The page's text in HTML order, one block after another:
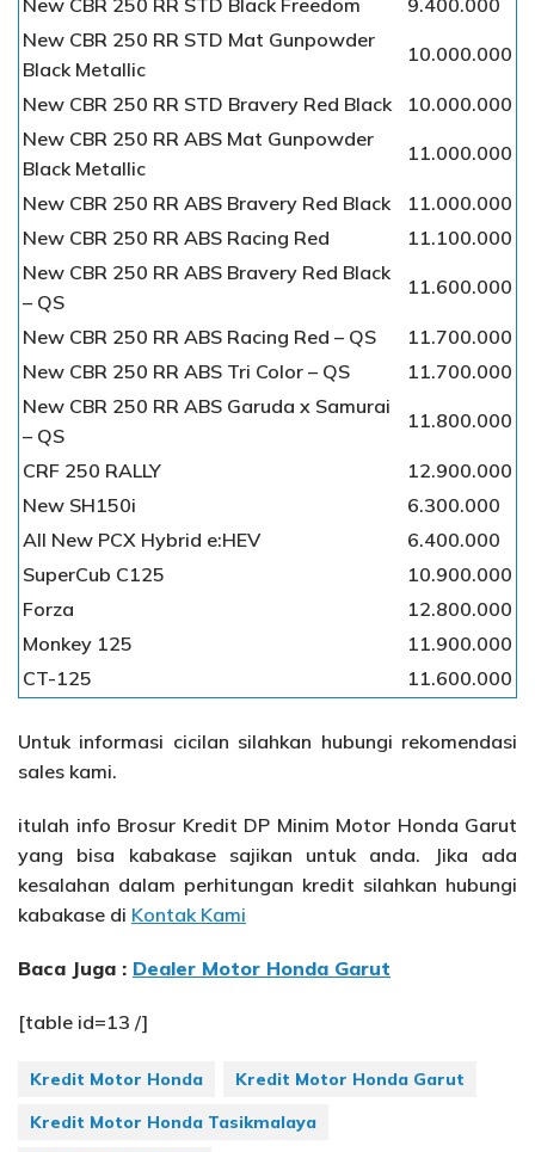
New CBR 250 RR STD Mat Gunpowder
Black Metallic
10.000.000
New CBR 250 RR STD Bravery Red Black
10.000.000
New CBR 250 RR ABS Mat Gunpowder
Black Metallic
11.000.000
New CBR 250 RR ABS Bravery Red Black
11.000.000
New CBR 250 RR ABS Racing Red
11.100.000
New CBR 250 RR ABS Bravery Red Black
– QS
11.600.000
New CBR 250 RR ABS Racing Red – QS
11.700.000
New CBR 250 RR ABS Tri Color – QS
11.700.000
New CBR 250 RR ABS Garuda x Samurai
– QS
11.800.000
CRF 250 RALLY
12.900.000
New SH150i
6.300.000
All New PCX Hybrid e:HEV
6.400.000
SuperCub C125
10.900.000
Forza
12.800.000
Monkey 125
11.900.000
CT-125
11.600.000
Untuk informasi cicilan silahkan hubungi rekomendasi
sales kami.
itulah info Brosur Kredit DP Minim Motor Honda Garut
yang bisa kabakase sajikan untuk anda. Jika ada
kesalahan dalam perhitungan kredit silahkan hubungi
kabakase di Kontak Kami
Baca Juga : Dealer Motor Honda Garut
[table id=13 /]
Kredit Motor Honda
Kredit Motor Honda Garut
Kredit Motor Honda Tasikmalaya